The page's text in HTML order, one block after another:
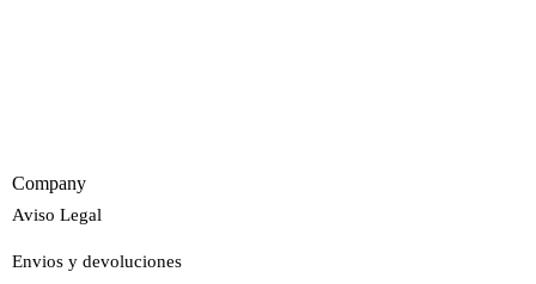
Company
Aviso Legal
Envios y devoluciones